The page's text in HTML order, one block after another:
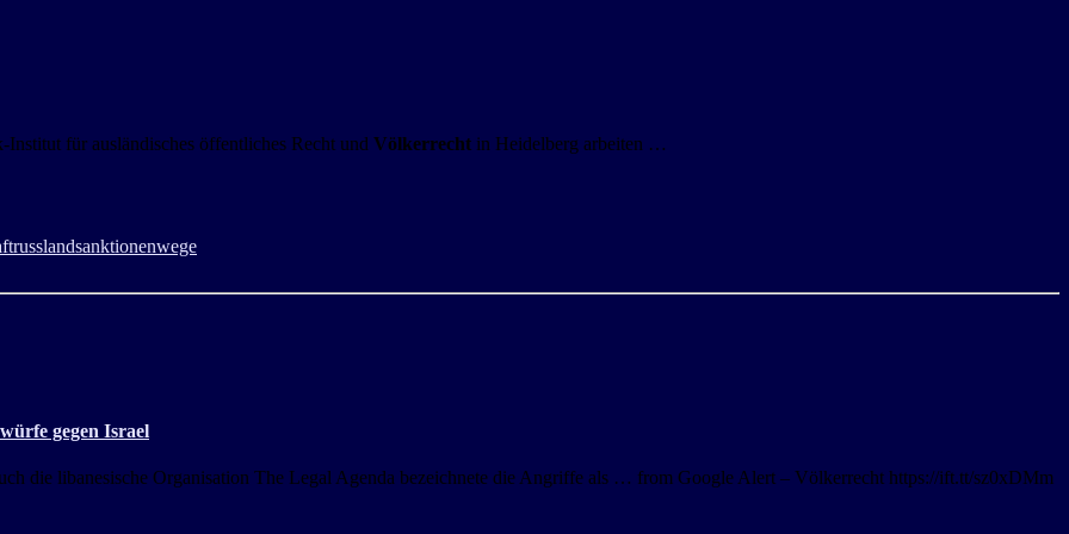
für ausländisches öffentliches Recht und Völkerrecht in Heidelberg arbeiten …
russlandsanktionenwege
gegen Israel
die libanesische Organisation The Legal Agenda bezeichnete die Angriffe als … from Google Alert – Völkerrecht https://ift.tt/sz0xDMm